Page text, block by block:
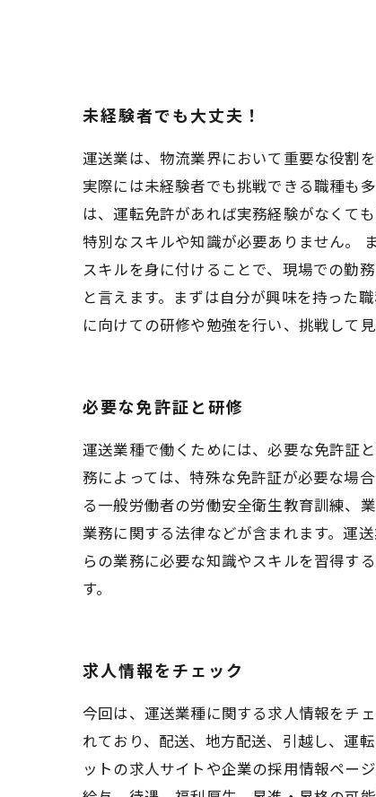
未経験者でも大丈夫！
運送業は、物流業界において重要な役割
実際には未経験者でも挑戦できる職種も
は、運転免許があれば実務経験がなくて
特別なスキルや知識が必要ありません。
スキルを身に付けることで、現場での勤
と言えます。まずは自分が興味を持った
に向けての研修や勉強を行い、挑戦して見
必要な免許証と研修
運送業種で働くためには、必要な免許証
務によっては、特殊な免許証が必要な場
る一般労働者の労働安全衛生教育訓練、
業務に関する法律などが含まれます。運
らの業務に必要な知識やスキルを習得す
す。
求人情報をチェック
今回は、運送業種に関する求人情報をチ
れており、配送、地方配送、引越し、運
ットの求人サイトや企業の採用情報ペー